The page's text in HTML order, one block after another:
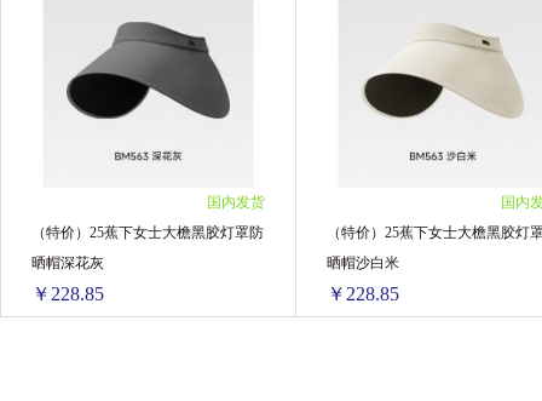
1个 ￥83.98(￥83.98/单个)
2个 ￥163.78(￥81.89/单个)
5个 ￥398.9(￥79.78/单个)
1个 ￥94.49(￥94.49/单个)
2个 ￥180.58(￥90.29/单个)
国内发货
（特价）25蕉下女士大檐黑胶灯罩防
晒帽深花灰
￥228.85
国内
（特价）25蕉下女士大檐黑胶灯
晒帽沙白米
￥228.85